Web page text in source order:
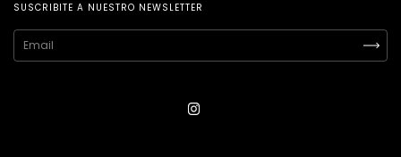
SUSCRIBITE A NUESTRO NEWSLETTER